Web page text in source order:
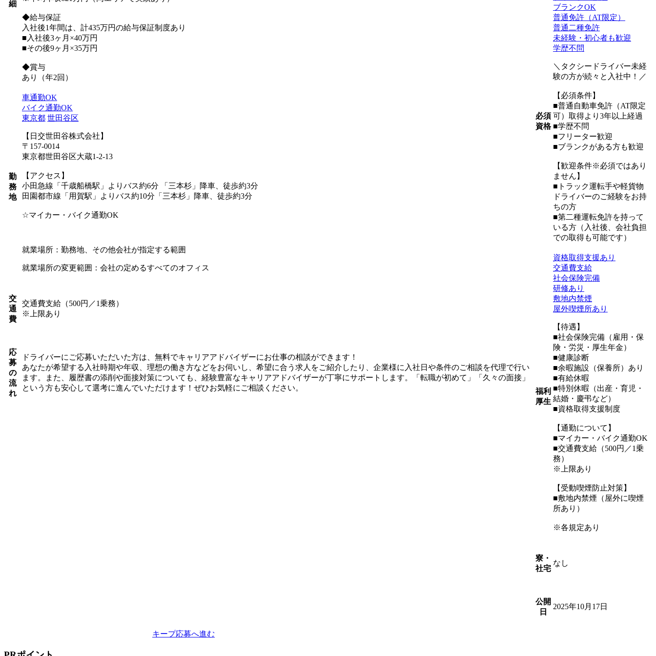
細
◆給与保証
入社後1年間は、計435万円の給与保証制度あり
■入社後3ヶ月×40万円
■その後9ヶ月×35万円
◆賞与
あり（年2回）
勤
務
地
車通勤OK
バイク通勤OK
東京都 世田谷区
【日交世田谷株式会社】
〒157-0014
東京都世田谷区大蔵1-2-13
【アクセス】
小田急線「千歳船橋駅」よりバス約6分 「三本杉」降車、徒歩約3分
田園都市線「用賀駅」よりバス約10分「三本杉」降車、徒歩約3分
☆マイカー・バイク通勤OK
就業場所：勤務地、その他会社が指定する範囲
就業場所の変更範囲：会社の定めるすべてのオフィス
交
通
費
交通費支給（500円／1乗務）
※上限あり
応
募
の
流
れ
ドライバーにご応募いただいた方は、無料でキャリアアドバイザーにお仕事の相談ができます！
あなたが希望する入社時期や年収、理想の働き方などをお伺いし、希望に合う求人をご紹介したり、企業様に入社日や条件のご相談を代理で行い
ます。また、履歴書の添削や面接対策についても、経験豊富なキャリアアドバイザーが丁寧にサポートします。「転職が初めて」「久々の面接」
という方も安心して選考に進んでいただけます！ぜひお気軽にご相談ください。
必須
資格
ブランクOK
普通免許（AT限定）
普通二種免許
未経験・初心者も歓迎
学歴不問
＼タクシードライバー未経
験の方が続々と入社中！／
【必須条件】
■普通自動車免許（AT限定
可）取得より3年以上経過
■学歴不問
■フリーター歓迎
■ブランクがある方も歓迎
【歓迎条件※必須ではあり
ません】
■トラック運転手や軽貨物
ドライバーのご経験をお持
ちの方
■第二種運転免許を持って
いる方（入社後、会社負担
での取得も可能です）
福利
厚生
資格取得支援あり
交通費支給
社会保険完備
研修あり
敷地内禁煙
屋外喫煙所あり
【待遇】
■社会保険完備（雇用・保
険・労災・厚生年金）
■健康診断
■余暇施設（保養所）あり
■有給休暇
■特別休暇（出産・育児・
結婚・慶弔など）
■資格取得支援制度
【通勤について】
■マイカー・バイク通勤OK
■交通費支給（500円／1乗
務）
※上限あり
【受動喫煙防止対策】
■敷地内禁煙（屋外に喫煙
所あり）
※各規定あり
寮・
社宅
なし
公開
日
2025年10月17日
キープ応募へ進む